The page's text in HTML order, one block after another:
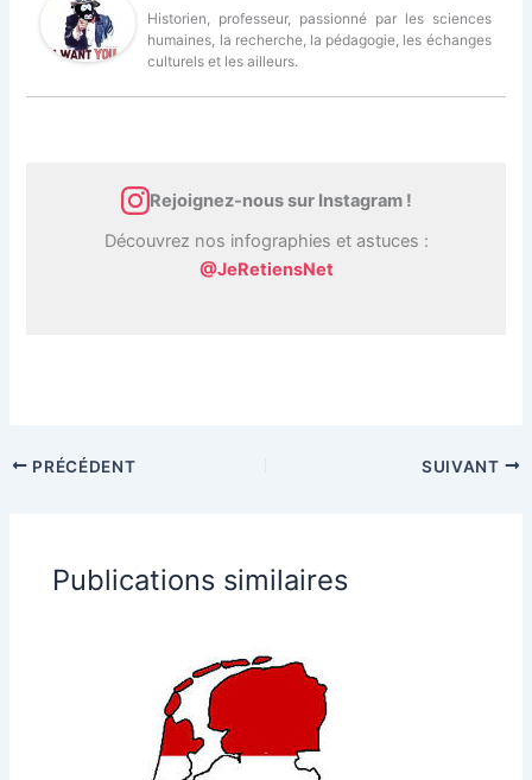
Historien, professeur, passionné par les sciences
humaines, la recherche, la pédagogie, les échanges
culturels et les ailleurs.
Rejoignez-nous sur Instagram !
Découvrez nos infographies et astuces :
@JeRetiensNet
PRÉCÉDENT SUIVANT
Publications similaires